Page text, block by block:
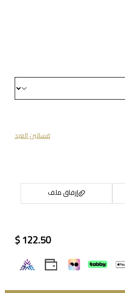
فساتين العيد
إرفاق ملف
122.50 $